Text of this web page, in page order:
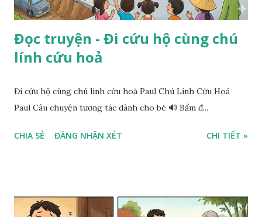
Đọc truyện - Đi cứu hộ cùng chú
lính cứu hoả
Đi cứu hộ cùng chú lính cứu hoả Paul Chú Lính Cứu Hoả
Paul Câu chuyện tương tác dành cho bé 🔊 Bấm đ...
CHIA SẺ ĐĂNG NHẬN XÉT CHI TIẾT »